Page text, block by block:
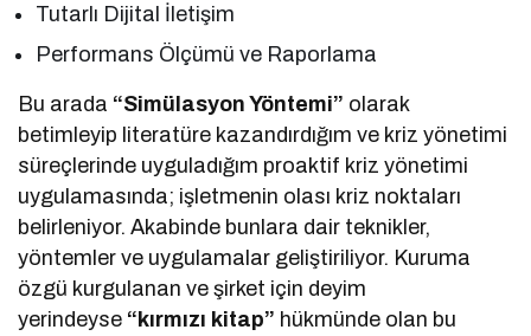
Tutarlı Dijital İletişim
Performans Ölçümü ve Raporlama
Bu arada “Simülasyon Yöntemi” olarak
betimleyip literatüre kazandırdığım ve kriz yönetimi
süreçlerinde uyguladığım proaktif kriz yönetimi
uygulamasında; işletmenin olası kriz noktaları
belirleniyor. Akabinde bunlara dair teknikler,
yöntemler ve uygulamalar geliştiriliyor. Kuruma
özgü kurgulanan ve şirket için deyim
yerindeyse “kırmızı kitap” hükmünde olan bu